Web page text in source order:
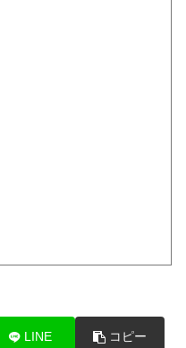
LINE コピー